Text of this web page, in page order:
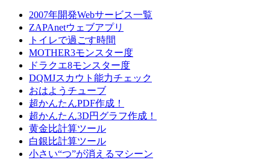
2007年開発Webサービス一覧
ZAPAnetウェブアプリ
トイレで過ごす時間
MOTHER3モンスター度
ドラクエ8モンスター度
DQMJスカウト能力チェック
おはようチューブ
超かんたんPDF作成！
超かんたん3D円グラフ作成！
黄金比計算ツール
白銀比計算ツール
小さい“つ”が消えるマシーン